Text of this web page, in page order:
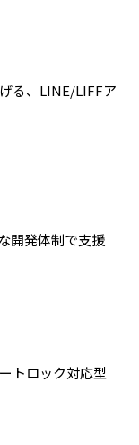
る、LINE/LIFFア
開発体制で支援
トロック対応型